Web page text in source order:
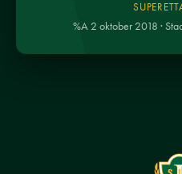
%A 2 oktober 2018 ·